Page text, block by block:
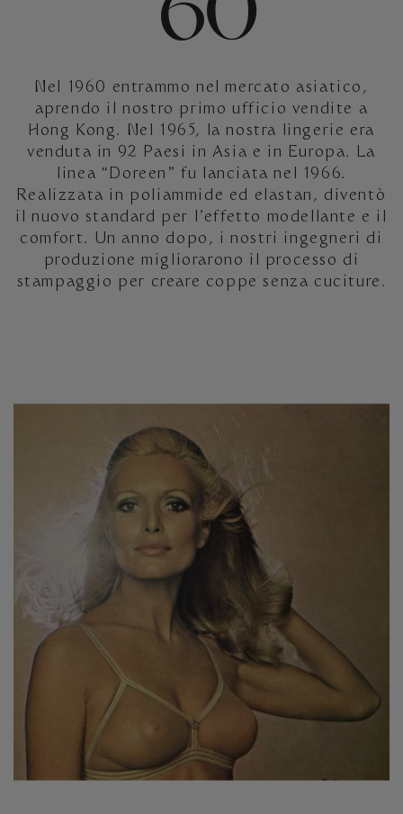
‘60
Nel 1960 entrammo nel mercato asiatico,
aprendo il nostro primo ufficio vendite a
Hong Kong. Nel 1965, la nostra lingerie era
venduta in 92 Paesi in Asia e in Europa. La
linea “Doreen” fu lanciata nel 1966.
Realizzata in poliammide ed elastan, diventò
il nuovo standard per l’effetto modellante e il
comfort. Un anno dopo, i nostri ingegneri di
produzione migliorarono il processo di
stampaggio per creare coppe senza cuciture.